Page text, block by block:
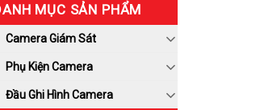
MỤC SẢN PHẨM
Camera Giám Sát
Phụ Kiện Camera
Đầu Ghi Hình Camera